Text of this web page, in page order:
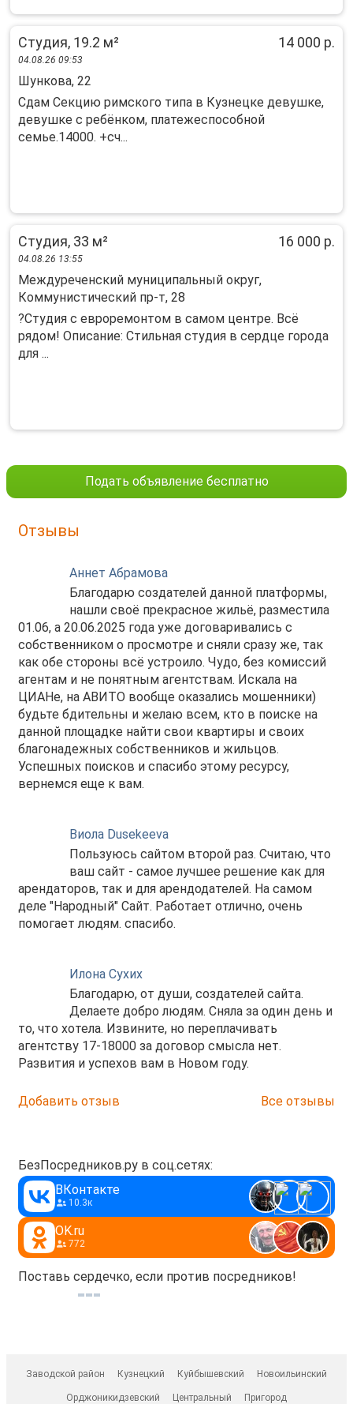
Студия, 19.2 м² 14 000 р.
04.08.26 09:53
Шункова, 22
Сдам Секцию римского типа в Кузнецке девушке,
девушке с ребёнком, платежеспособной
семье.14000. +сч...
Студия, 33 м² 16 000 р.
04.08.26 13:55
Междуреченский муниципальный округ,
Коммунистический пр-т, 28
?Студия с eвpoрeмонтом в самом цeнтрe. Вcё
рядoм! Опиcание: Cтильнaя cтудия в cepдце горoда
для ...
Подать объявление бесплатно
Отзывы
Аннет Абрамова
Благодарю создателей данной платформы,
нашли своё прекрасное жильё, разместила
01.06, а 20.06.2025 года уже договаривались с
собственником о просмотре и сняли сразу же, так
как обе стороны всё устроило. Чудо, без комиссий
агентам и не понятным агентствам. Искала на
ЦИАНе, на АВИТО вообще оказались мошенники)
будьте бдительны и желаю всем, кто в поиске на
данной площадке найти свои квартиры и своих
благонадежных собственников и жильцов.
Успешных поисков и спасибо этому ресурсу,
вернемся еще к вам.
Виола Dusekeeva
Пользуюсь сайтом второй раз. Считаю, что
ваш сайт - самое лучшее решение как для
арендаторов, так и для арендодателей. На самом
деле "Народный" Сайт. Работает отлично, очень
помогает людям. спасибо.
Илона Сухих
Благодарю, от души, создателей сайта.
Делаете добро людям. Сняла за один день и
то, что хотела. Извините, но переплачивать
агентству 17-18000 за договор смысла нет.
Развития и успехов вам в Новом году.
Добавить отзыв Все отзывы
БезПосредников.ру в соц.сетях:
ВКонтакте
10.3к
OK.ru
772
Поставь сердечко, если против посредников!
Заводской район Кузнецкий Куйбышевский Новоильинский
Орджоникидзевский Центральный Пригород